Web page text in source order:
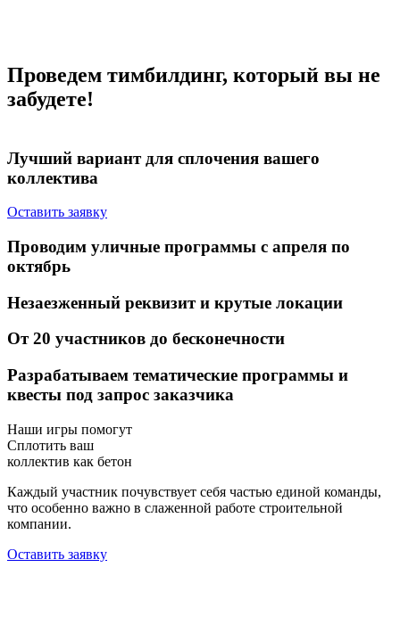
Проведем тимбилдинг, который вы не
забудете!
Лучший вариант для сплочения вашего
коллектива
Оставить заявку
Проводим уличные программы с апреля по
октябрь
Незаезженный реквизити крутые локации
От 20 участников до бесконечности
Разрабатываем тематические программы и
квесты под запрос заказчика
Наши игры помогут
Сплотить ваш
коллектив как бетон
Каждый участник почувствует себя частью единой команды,
что особенно важно в слаженной работе строительной
компании.
Оставить заявку